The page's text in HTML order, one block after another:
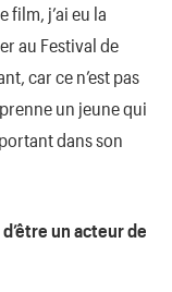
film, j’ai eu la
au Festival de
car ce n’est pas
un jeune qui
dans son
un acteur de